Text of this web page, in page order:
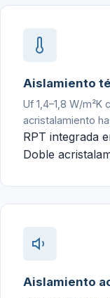
Aislamiento
Uf 1,4–1,8 W/m²K
acristalamiento
RPT integrada
Doble
Aislamiento